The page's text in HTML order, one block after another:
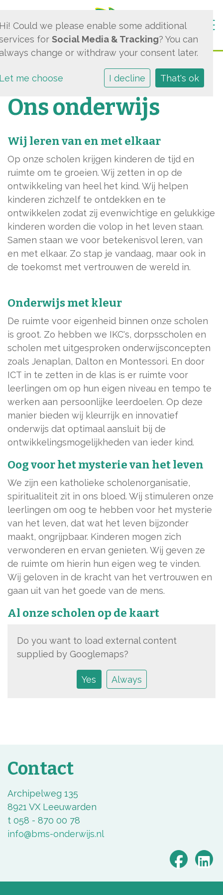
Ons onderwijs
Wij leren van en met elkaar
Op onze scholen krijgen kinderen de tijd en
ruimte om te groeien. Wij zetten in op de
ontwikkeling van heel het kind. Wij helpen
kinderen zichzelf te ontdekken en te
ontwikkelen zodat zij evenwichtige en gelukkige
kinderen worden die volop in het leven staan.
Samen staan we voor betekenisvol leren, van
en met elkaar. Zo stap je vandaag, maar ook in
de toekomst met vertrouwen de wereld in.
Onderwijs met kleur
De ruimte voor eigenheid binnen onze scholen
is groot. Zo hebben we IKC's, dorpsscholen en
scholen met uitgesproken onderwijsconcepten
zoals Jenaplan, Dalton en Montessori. En door
ICT in te zetten in de klas is er ruimte voor
leerlingen om op hun eigen niveau en tempo te
werken aan persoonlijke leerdoelen. Op deze
manier bieden wij kleurrijk en innovatief
onderwijs dat optimaal aansluit bij de
ontwikkelingsmogelijkheden van ieder kind.
Oog voor het mysterie van het leven
We zijn een katholieke scholenorganisatie,
spiritualiteit zit in ons bloed. Wij stimuleren onze
leerlingen om oog te hebben voor het mysterie
van het leven, dat wat het leven bijzonder
maakt, ongrijpbaar. Kinderen mogen zich
verwonderen en ervan genieten. Wij geven ze
de ruimte om hierin hun eigen weg te vinden.
Wij geloven in de kracht van het vertrouwen en
gaan uit van het goede van de mens.
Al onze scholen op de kaart
Do you want to load external content
supplied by Googlemaps?
Yes Always
Contact
Archipelweg 135
8921 VX Leeuwarden
t 058 - 870 00 78
info@bms-onderwijs.nl
Could we please enable some additional
for Social Media & Tracking? You can
change or withdraw your consent later.
me choose I decline That's ok